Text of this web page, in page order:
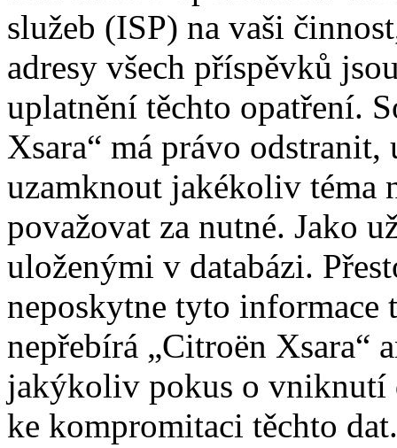
služeb (ISP) na vaši
adresy všech příspěvků
uplatnění těchto opatření.
Xsara“ má právo
uzamknout jakékoliv téma
považovat za nutné. Jako
uloženými v databázi.
neposkytne tyto informace
nepřebírá „Citroën Xsara“
jakýkoliv pokus o vniknutí
ke kompromitaci těchto dat.